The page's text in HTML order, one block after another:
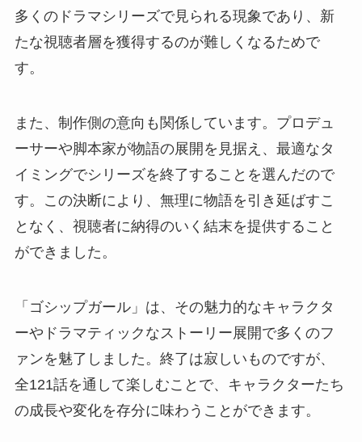
多くのドラマシリーズで見られる現象であり、新
たな視聴者層を獲得するのが難しくなるためで
す。
また、制作側の意向も関係しています。プロデュ
ーサーや脚本家が物語の展開を見据え、最適なタ
イミングでシリーズを終了することを選んだので
す。この決断により、無理に物語を引き延ばすこ
となく、視聴者に納得のいく結末を提供すること
ができました。
「ゴシップガール」は、その魅力的なキャラクタ
ーやドラマティックなストーリー展開で多くのフ
ァンを魅了しました。終了は寂しいものですが、
全121話を通して楽しむことで、キャラクターたち
の成長や変化を存分に味わうことができます。